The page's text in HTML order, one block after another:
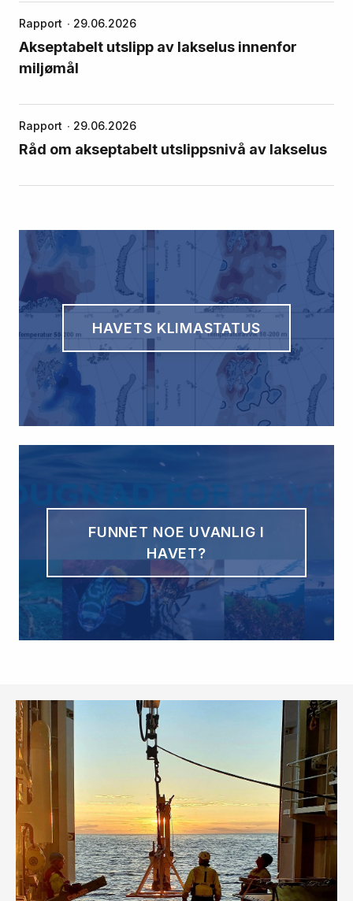
Rapport 29.06.2026
Akseptabelt utslipp av lakselus innenfor
miljømål
Rapport 29.06.2026
Råd om akseptabelt utslippsnivå av lakselus
HAVETS KLIMASTATUS
FUNNET NOE UVANLIG I
HAVET?